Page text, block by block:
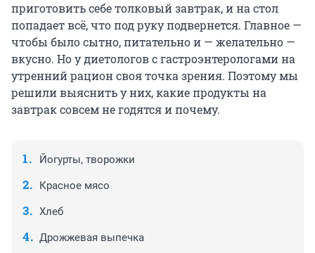
приготовить себе толковый завтрак, и на стол
попадает всё, что под руку подвернется. Главное —
чтобы было сытно, питательно и — желательно —
вкусно. Но у диетологов с гастроэнтерологами на
утренний рацион своя точка зрения. Поэтому мы
решили выяснить у них, какие продукты на
завтрак совсем не годятся и почему.
Йогурты, творожки
Красное мясо
Хлеб
Дрожжевая выпечка